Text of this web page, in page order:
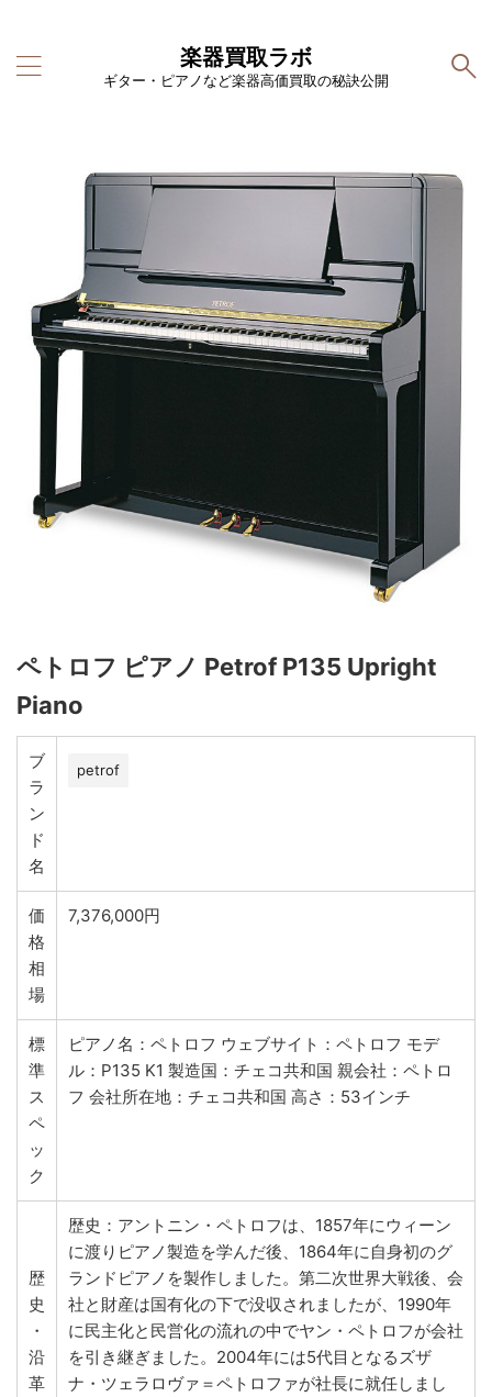
楽器買取ラボ
ギター・ピアノなど楽器高価買取の秘訣公開
ペトロフ ピアノ Petrof P135 Upright
Piano
ブ
ラ
ン
ド
名
petrof
価
格
相
場
7,376,000円
標
準
ス
ペ
ッ
ク
ピアノ名：ペトロフ ウェブサイト：ペトロフ モデ
ル：P135 K1 製造国：チェコ共和国 親会社：ペトロ
フ 会社所在地：チェコ共和国 高さ：53インチ
歴
史
・
沿
革
歴史：アントニン・ペトロフは、1857年にウィーン
に渡りピアノ製造を学んだ後、1864年に自身初のグ
ランドピアノを製作しました。第二次世界大戦後、会
社と財産は国有化の下で没収されましたが、1990年
に民主化と民営化の流れの中でヤン・ペトロフが会社
を引き継ぎました。2004年には5代目となるズザ
ナ・ツェラロヴァ＝ペトロファが社長に就任しまし